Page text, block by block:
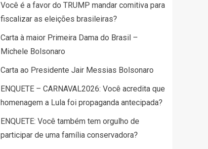
Você é a favor do TRUMP mandar comitiva para
fiscalizar as eleições brasileiras?
Carta à maior Primeira Dama do Brasil –
Michele Bolsonaro
Carta ao Presidente Jair Messias Bolsonaro
ENQUETE – CARNAVAL2026: Você acredita que
homenagem a Lula foi propaganda antecipada?
ENQUETE: Você também tem orgulho de
participar de uma família conservadora?